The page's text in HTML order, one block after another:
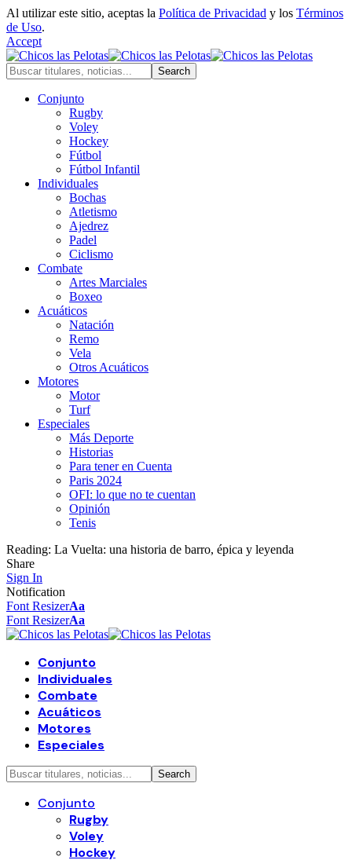
Al utilizar este sitio, aceptas la Política de Privacidad y los Términos
de Uso.
Accept
Conjunto
Rugby
Voley
Hockey
Fútbol
Fútbol Infantil
Individuales
Bochas
Atletismo
Ajedrez
Padel
Ciclismo
Combate
Artes Marciales
Boxeo
Acuáticos
Natación
Remo
Vela
Otros Acuáticos
Motores
Motor
Turf
Especiales
Más Deporte
Historias
Para tener en Cuenta
Paris 2024
OFI: lo que no te cuentan
Opinión
Tenis
Reading: La Vuelta: una historia de barro, épica y leyenda
Share
Sign In
Notification
Font ResizerAa
Font ResizerAa
Conjunto
Individuales
Combate
Acuáticos
Motores
Especiales
Conjunto
Rugby
Voley
Hockey